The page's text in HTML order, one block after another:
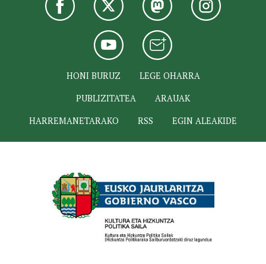
HONI BURUZ
LEGE OHARRA
PUBLIZITATEA
ARAUAK
HARREMANETARAKO
RSS EGIN ALEAKIDE